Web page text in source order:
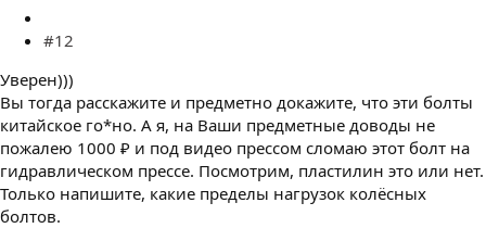
#12
Уверен)))
Вы тогда расскажите и предметно докажите, что эти болты
китайское го*но. А я, на Ваши предметные доводы не
пожалею 1000 ₽ и под видео прессом сломаю этот болт на
гидравлическом прессе. Посмотрим, пластилин это или нет.
Только напишите, какие пределы нагрузок колёсных
болтов.